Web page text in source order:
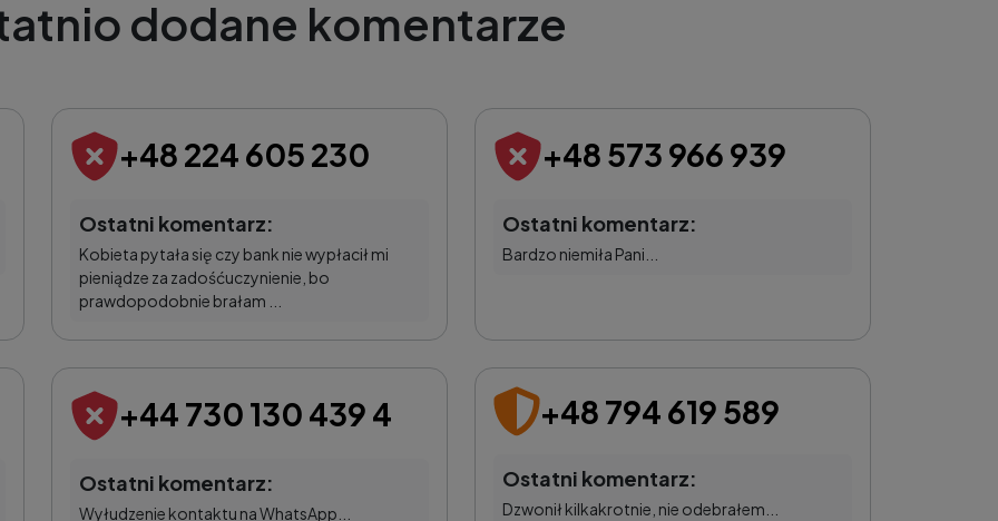
dodane komentarze
+48 224 605 230
Ostatni komentarz:
Kobieta pytała się czy bank nie wypłacił mi
pieniądze za zadośćuczynienie, bo
prawdopodobnie brałam ...
+48 573 966 939
Ostatni komentarz:
Bardzo niemiła Pani...
+44 730 130 439 4
Ostatni komentarz:
Wyłudzenie kontaktu na WhatsApp...
+48 794 619 589
Ostatni komentarz:
Dzwonił kilkakrotnie, nie odebrałem...